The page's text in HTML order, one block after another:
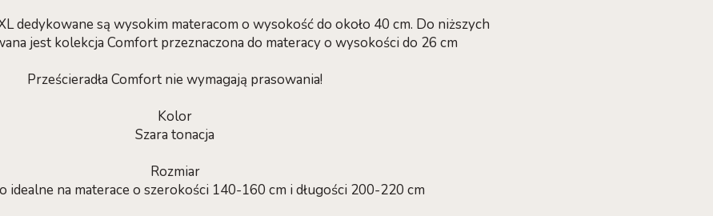
dedykowane są wysokim materacom o wysokość do około 40 cm. Do niższych
jest kolekcja Comfort przeznaczona do materacy o wysokości do 26 cm
Prześcieradła Comfort nie wymagają prasowania!
Kolor
Szara tonacja
Rozmiar
idealne na materace o szerokości 140-160 cm i długości 200-220 cm